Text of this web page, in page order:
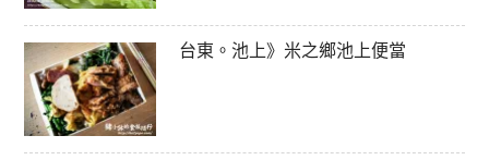
台東。池上》米之鄉池上便當